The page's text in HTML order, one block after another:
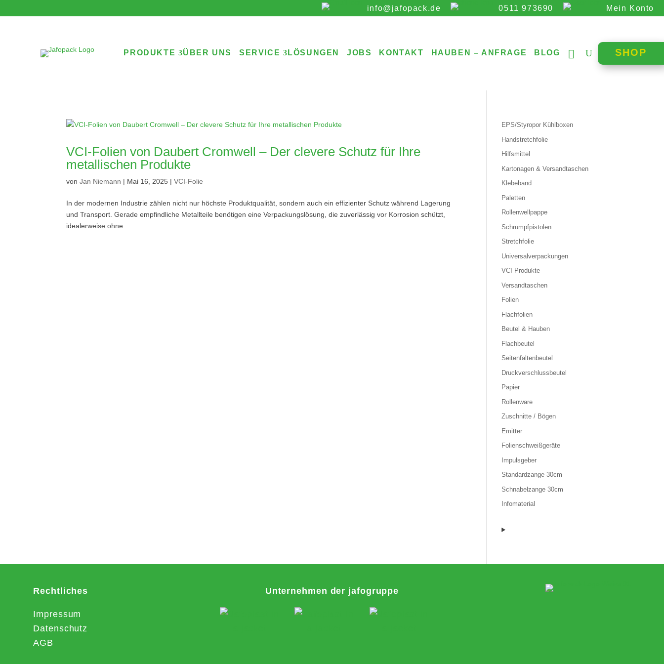
Mein Konto
0511 973690
info@jafopack.de
PRODUKTE ÜBER UNS SERVICE LÖSUNGEN JOBS KONTAKT HAUBEN – ANFRAGE BLOG SHOP
VCI-Folien von Daubert Cromwell – Der clevere Schutz für Ihre
metallischen Produkte
vonJan Niemann | Mai 16, 2025 |VCI-Folie
In der modernen Industrie zählen nicht nur höchste Produktqualität, sondern auch ein effizienter Schutz während Lagerung
und Transport. Gerade empfindliche Metallteile benötigen eine Verpackungslösung, die zuverlässig vor Korrosion schützt,
idealerweise ohne...
EPS/Styropor Kühlboxen
Handstretchfolie
Hilfsmittel
Kartonagen & Versandtaschen
Klebeband
Paletten
Rollenwellpappe
Schrumpfpistolen
Stretchfolie
Universalverpackungen
VCI Produkte
Versandtaschen
Folien
Flachfolien
Beutel & Hauben
Flachbeutel
Seitenfaltenbeutel
Druckverschlussbeutel
Papier
Rollenware
Zuschnitte / Bögen
Emitter
Folienschweißgeräte
Impulsgeber
Standardzange 30cm
Schnabelzange 30cm
Infomaterial
Rechtliches
Impressum
Datenschutz
AGB
Unternehmen der jafogruppe